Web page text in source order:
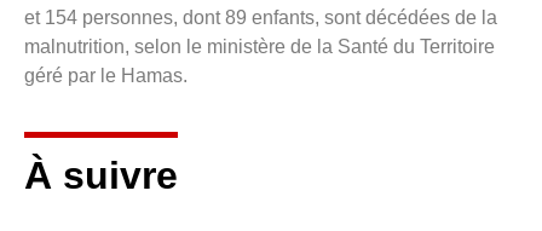
et 154 personnes, dont 89 enfants, sont décédées de la
malnutrition, selon le ministère de la Santé du Territoire
géré par le Hamas.
À suivre